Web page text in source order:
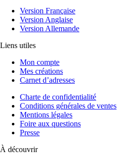
Version Française
Version Anglaise
Version Allemande
Liens utiles
Mon compte
Mes créations
Carnet d’adresses
Charte de confidentialité
Conditions générales de ventes
Mentions légales
Foire aux questions
Presse
À découvrir